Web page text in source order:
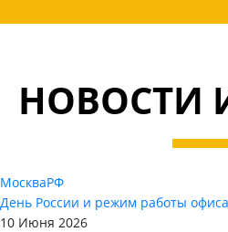
НОВОСТИ
МоскваРФ
День России и режим работы офиса
10 Июня 2026